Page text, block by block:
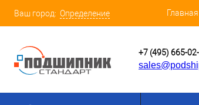
Ваш город: Определение Главная
+7 (495) 665-